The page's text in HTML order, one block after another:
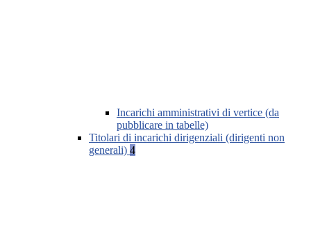
Incarichi amministrativi di vertice (da
pubblicare in tabelle)
Titolari di incarichi dirigenziali (dirigenti non
generali) 4